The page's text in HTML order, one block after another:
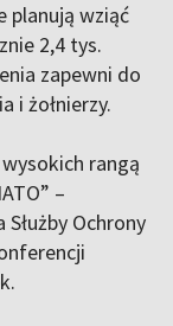
planują wziąć
2,4 tys.
zapewni do
i żołnierzy.
rangą
–
Ochrony